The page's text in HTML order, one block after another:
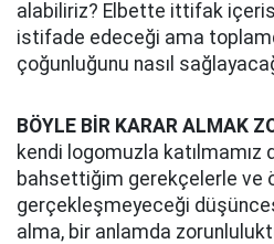
alabiliriz? Elbette ittifak
istifade edeceği ama
çoğunluğunu nasıl
BÖYLE BİR KARAR ALMAK
kendi logomuzla katılmamız
bahsettiğim gerekçelerle ve
gerçekleşmeyeceği
alma, bir anlamda